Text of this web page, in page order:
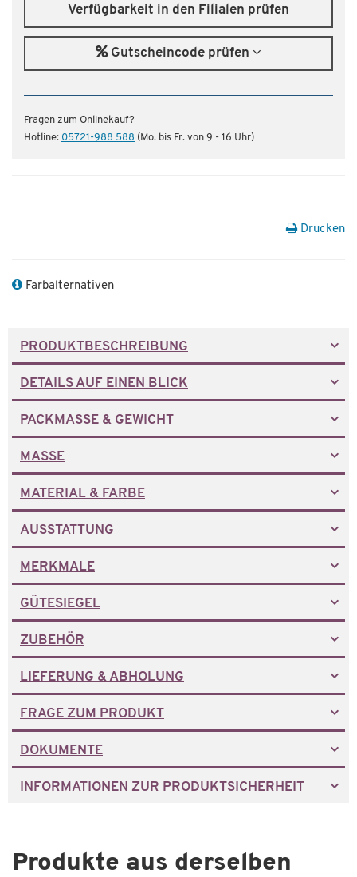
Verfügbarkeit in den Filialen prüfen
Gutscheincode prüfen
Fragen zum Onlinekauf?
Hotline: 05721-988 588 (Mo. bis Fr. von 9 - 16 Uhr)
Drucken
Farbalternativen
PRODUKTBESCHREIBUNG
DETAILS AUF EINEN BLICK
PACKMASSE & GEWICHT
MASSE
MATERIAL & FARBE
AUSSTATTUNG
MERKMALE
GÜTESIEGEL
ZUBEHÖR
LIEFERUNG & ABHOLUNG
FRAGE ZUM PRODUKT
DOKUMENTE
INFORMATIONEN ZUR PRODUKTSICHERHEIT
Produkte aus derselben